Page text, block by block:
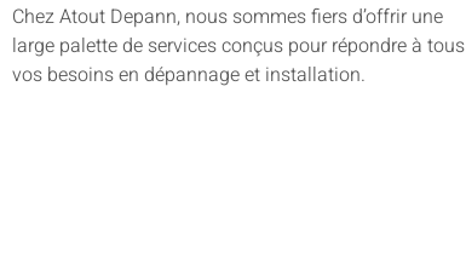
Chez Atout Depann, nous sommes fiers d’offrir une
large palette de services conçus pour répondre à tous
vos besoins en dépannage et installation.